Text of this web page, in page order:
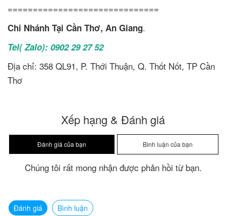
==============================
Chi Nhánh Tại Cần Thơ, An Giang.
Tel( Zalo): 0902 29 27 52
Địa chỉ: 358 QL91, P. Thới Thuận, Q. Thốt Nốt, TP Cần
Thơ
Xếp hạng & Đánh giá
Chúng tôi rất mong nhận được phản hồi từ bạn.
Đánh giá Bình luận